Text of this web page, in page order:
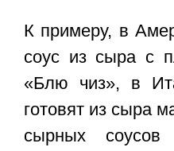
К примеру, в
соус из сыра с
«Блю чиз», в
готовят из сыра
сырных соусов